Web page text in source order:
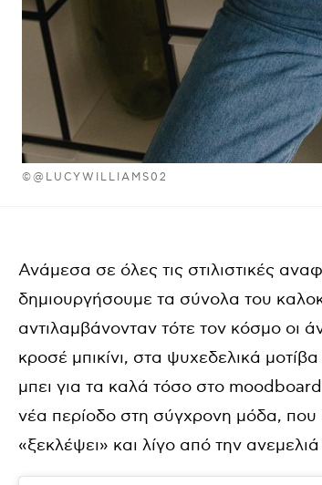
©@LUCYWILLIAMS02
Ανάμεσα σε όλες τις στιλιστικές
δημιουργήσουμε τα σύνολα του
αντιλαμβάνονταν τότε τον κόσμο οι
κροσέ μπικίνι, στα ψυχεδελικά μοτίβα
μπει για τα καλά τόσο στο
νέα περίοδο στη σύγχρονη μόδα, που
«ξεκλέψει» και λίγο από την